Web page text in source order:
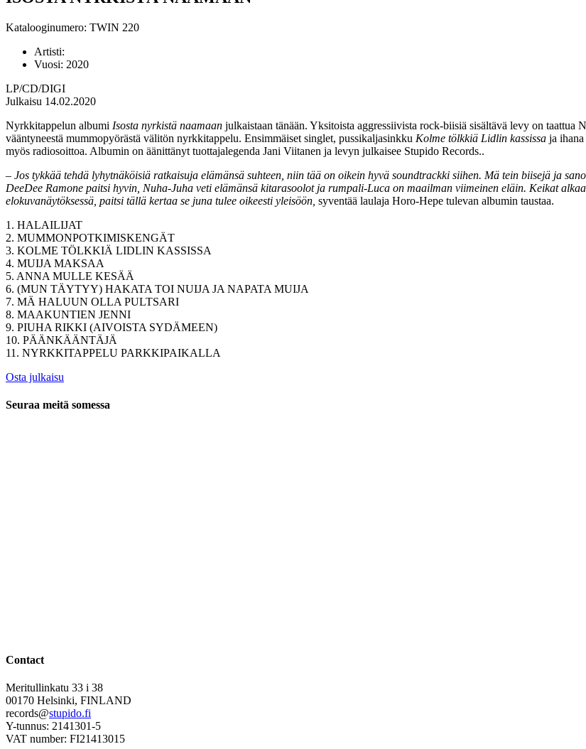
Katalooginumero: TWIN 220
Artisti:
Vuosi: 2020
LP/CD/DIGI
Julkaisu 14.02.2020
Nyrkkitappelun albumi Isosta nyrkistä naamaan julkaistaan tänään. Yksitoista aggressiivista rock-biisiä sisältävä levy on
vääntyneestä mummopyörästä välitön nyrkkitappelu. Ensimmäiset singlet, pussikaljasinkku Kolme tölkkiä Lidlin kassissa ja ihana
myös radiosoittoa. Albumin on äänittänyt tuottajalegenda Jani Viitanen ja levyn julkaisee Stupido Records..
– Jos tykkää tehdä lyhytnäköisiä ratkaisuja elämänsä suhteen, niin tää on oikein hyvä soundtrackki siihen. Mä tein biisejä ja
DeeDee Ramone paitsi hyvin, Nuha-Juha veti elämänsä kitarasoolot ja rumpali-Luca on maailman viimeinen eläin. Keikat
elokuvanäytöksessä, paitsi tällä kertaa se juna tulee oikeesti yleisöön, syventää laulaja Horo-Hepe tulevan albumin taustaa.
1. HALAILIJAT
2. MUMMONPOTKIMISKENGÄT
3. KOLME TÖLKKIÄ LIDLIN KASSISSA
4. MUIJA MAKSAA
5. ANNA MULLE KESÄÄ
6. (MUN TÄYTYY) HAKATA TOI NUIJA JA NAPATA MUIJA
7. MÄ HALUUN OLLA PULTSARI
8. MAAKUNTIEN JENNI
9. PIUHA RIKKI (AIVOISTA SYDÄMEEN)
10. PÄÄNKÄÄNTÄJÄ
11. NYRKKITAPPELU PARKKIPAIKALLA
Osta julkaisu
Seuraa meitä somessa
Contact
Meritullinkatu 33 i 38
00170 Helsinki, FINLAND
records@stupido.fi
Y-tunnus: 2141301-5
VAT number: FI21413015